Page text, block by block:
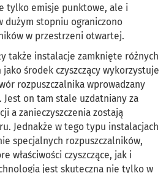
tylko emisje punktowe, ale i
dużym stopniu ograniczono
w przestrzeni otwartej.
także instalacje zamknięte różnych
środek czyszczący wykorzystuje
rozpuszczalnika wprowadzany
on tam stale uzdatniany za
a zanieczyszczenia zostają
Jednakże w tego typu instalacjach
specjalnych rozpuszczalników,
właściwości czyszczące, jak i
jest skuteczna nie tylko w